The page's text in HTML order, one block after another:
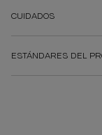
CUIDADOS
ESTÁNDARES DEL